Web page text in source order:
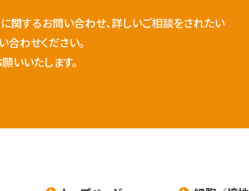
関するお問い合わせ、詳しいご相談をされたい
わせください。
いいたします。